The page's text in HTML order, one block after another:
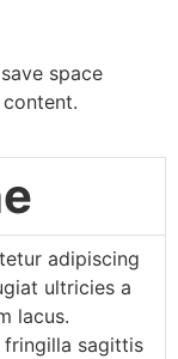
space
adipiscing
ultricies a
lacus.
fringilla sagittis